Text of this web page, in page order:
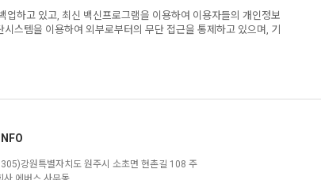
하고 있고, 최신 백신프로그램을 이용하여 이용자들의 개인정보
스템을 이용하여 외부로부터의 무단 접근을 통제하고 있으며, 기
강원특별자치도 원주시 소초면 현촌길 108 주